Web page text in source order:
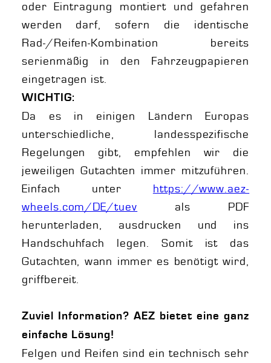
oder Eintragung montiert und gefahren
werden darf, sofern die identische
Rad-/Reifen-Kombination bereits
serienmäßig in den Fahrzeugpapieren
eingetragen ist.
WICHTIG:
Da es in einigen Ländern Europas
unterschiedliche, landesspezifische
Regelungen gibt, empfehlen wir die
jeweiligen Gutachten immer mitzuführen.
Einfach unter https://www.aez-
wheels.com/DE/tuev als PDF
herunterladen, ausdrucken und ins
Handschuhfach legen. Somit ist das
Gutachten, wann immer es benötigt wird,
griffbereit.
Zuviel Information? AEZ bietet eine ganz
einfache Lösung!
Felgen und Reifen sind ein technisch sehr